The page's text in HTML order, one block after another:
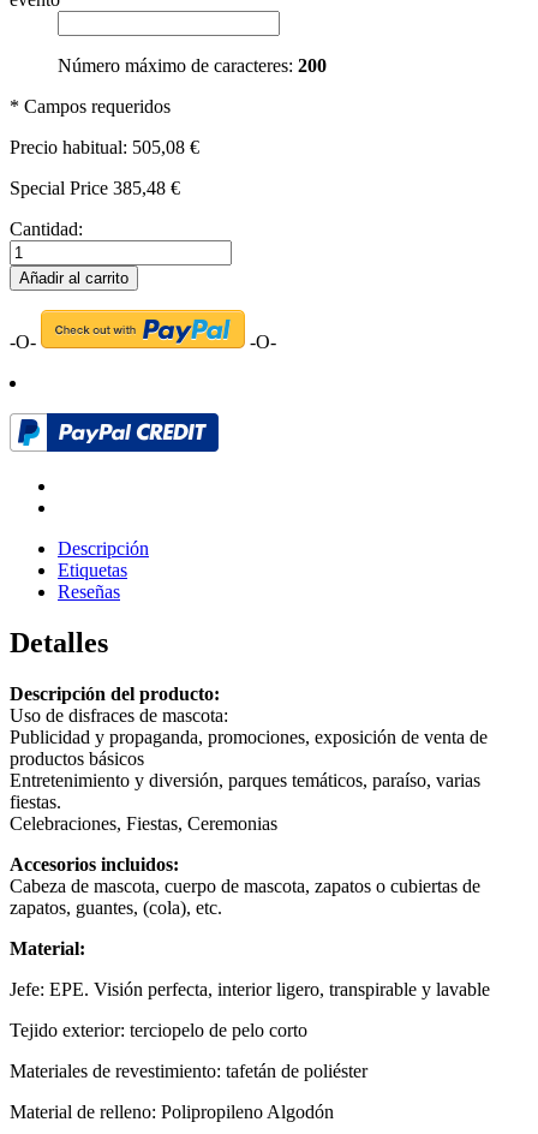
Número máximo de caracteres: 200
* Campos requeridos
Precio habitual: 505,08 €
Special Price 385,48 €
Cantidad:
Añadir al carrito
-O- -O-
Descripción
Etiquetas
Reseñas
Detalles
Descripción del producto:
Uso de disfraces de mascota:
Publicidad y propaganda, promociones, exposición de venta de
productos básicos
Entretenimiento y diversión, parques temáticos, paraíso, varias
fiestas.
Celebraciones, Fiestas, Ceremonias
Accesorios incluidos:
Cabeza de mascota, cuerpo de mascota, zapatos o cubiertas de
zapatos, guantes, (cola), etc.
Material:
Jefe: EPE. Visión perfecta, interior ligero, transpirable y lavable
Tejido exterior: terciopelo de pelo corto
Materiales de revestimiento: tafetán de poliéster
Material de relleno: Polipropileno Algodón